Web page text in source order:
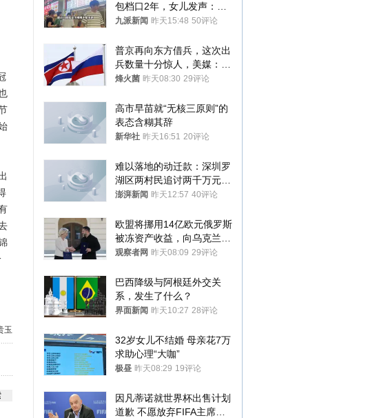
玉
包档口2年，女儿发声：初
衷是为了陪伴，毕业后将不
九派新闻 昨天15:48 50评论
普京再向东方借兵，这次出
兵数量十分惊人，美媒：俄
朝要动真格？
烽火菌 昨天08:30 29评论
高市早苗就“无核三原则”的
表态含糊其辞
新华社 昨天16:51 20评论
难以落地的动迁款：深圳罗
湖区两村民追讨两千万元动
迁款八年未果
澎湃新闻 昨天12:57 40评论
欧盟将挪用14亿欧元俄罗斯
被冻资产收益，向乌克兰提
供援助
观察者网 昨天08:09 29评论
巴西降级与阿根廷外交关
系，发生了什么？
界面新闻 昨天10:27 28评论
32岁女儿不结婚 母亲花7万
求助心理“大咖”
极昼 昨天08:29 19评论
因凡蒂诺就世界杯出售计划
道歉 不愿放弃FIFA主席职